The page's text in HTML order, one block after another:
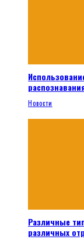
Новости
Различные
различных